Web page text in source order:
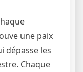
une paix
dépasse les
Chaque